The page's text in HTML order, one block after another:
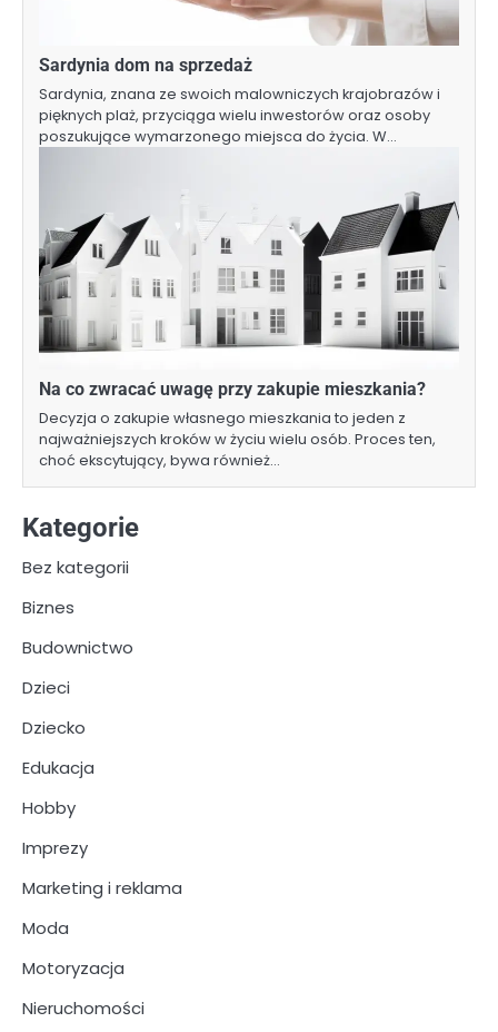
Sardynia dom na sprzedaż
Sardynia, znana ze swoich malowniczych krajobrazów i
pięknych plaż, przyciąga wielu inwestorów oraz osoby
poszukujące wymarzonego miejsca do życia. W…
Na co zwracać uwagę przy zakupie mieszkania?
Decyzja o zakupie własnego mieszkania to jeden z
najważniejszych kroków w życiu wielu osób. Proces ten,
choć ekscytujący, bywa również…
Kategorie
Bez kategorii
Biznes
Budownictwo
Dzieci
Dziecko
Edukacja
Hobby
Imprezy
Marketing i reklama
Moda
Motoryzacja
Nieruchomości